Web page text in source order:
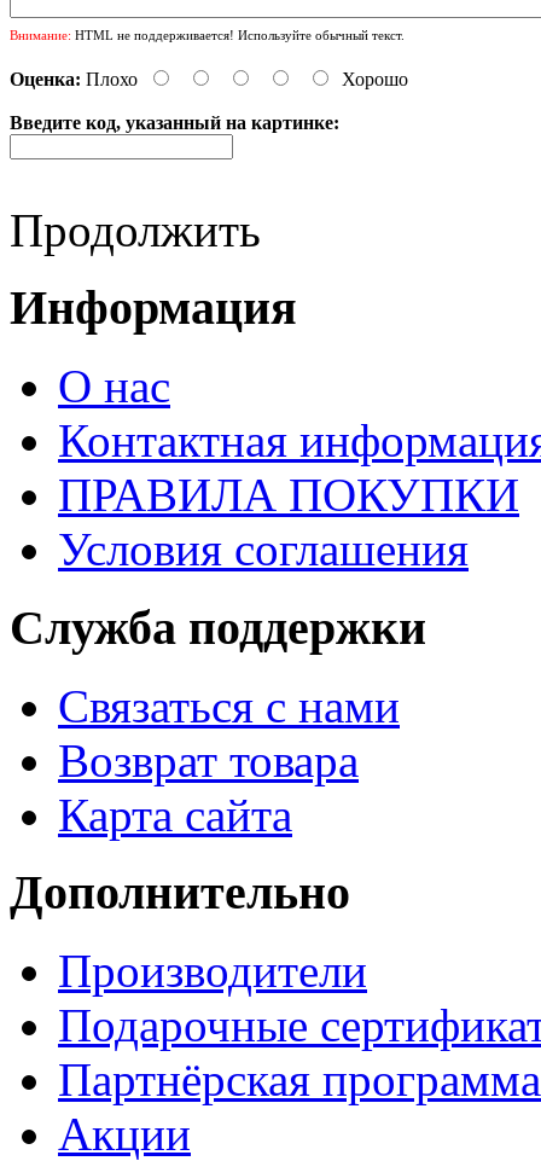
Внимание: HTML не поддерживается! Используйте обычный текст.
Оценка: Плохо Хорошо
Введите код, указанный на картинке:
Продолжить
Информация
О нас
Контактная
ПРАВИЛА ПОКУПКИ
Условия соглашения
Служба поддержки
Связаться с нами
Возврат товара
Карта сайта
Дополнительно
Производители
Подарочные
Партнёрская программа
Акции